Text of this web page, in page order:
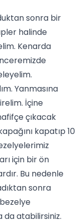
sonra bir
halinde
Kenarda
Yanmasına
İçine
çıkacak
kapatıp 10
için bir ön
Bu nedenle
sonra
da atabilirsiniz.